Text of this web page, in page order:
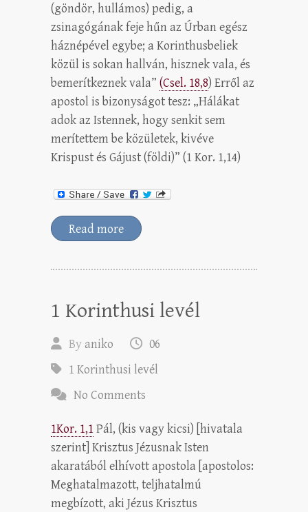
(göndör, hullámos) pedig, a
zsinagógának feje hűn az Úrban egész
háznépével egybe; a Korinthusbeliek
közül is sokan hallván, hisznek vala, és
bemerítkeznek vala” (Csel. 18,8) Erről az
apostol is bizonyságot tesz: „Hálákat
adok az Istennek, hogy senkit sem
merítettem be közületek, kivéve
Krispust és Gájust (földi)” (1 Kor. 1,14)
Read more
1 Korinthusi levél
By aniko
06
1 Korinthusi levél
No Comments
1Kor. 1,1Pál, (kis vagy kicsi) [hivatala
szerint] Krisztus Jézusnak Isten
akaratából elhívott apostola [apostolos:
Meghatalmazott, teljhatalmú
megbízott, aki Jézus Krisztus